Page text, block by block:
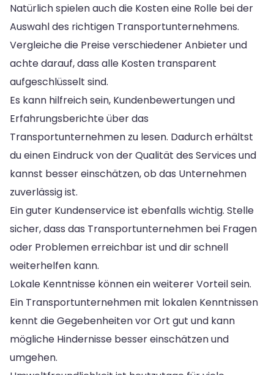
Natürlich spielen auch die Kosten eine Rolle bei der
Auswahl des richtigen Transportunternehmens.
Vergleiche die Preise verschiedener Anbieter und
achte darauf, dass alle Kosten transparent
aufgeschlüsselt sind.
Es kann hilfreich sein, Kundenbewertungen und
Erfahrungsberichte über das
Transportunternehmen zu lesen. Dadurch erhältst
du einen Eindruck von der Qualität des Services und
kannst besser einschätzen, ob das Unternehmen
zuverlässig ist.
Ein guter Kundenservice ist ebenfalls wichtig. Stelle
sicher, dass das Transportunternehmen bei Fragen
oder Problemen erreichbar ist und dir schnell
weiterhelfen kann.
Lokale Kenntnisse können ein weiterer Vorteil sein.
Ein Transportunternehmen mit lokalen Kenntnissen
kennt die Gegebenheiten vor Ort gut und kann
mögliche Hindernisse besser einschätzen und
umgehen.